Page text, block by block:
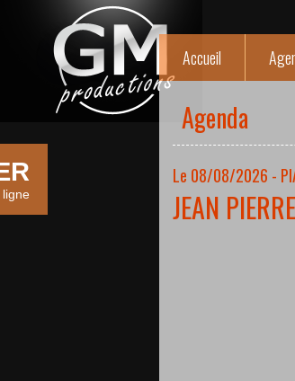
Accueil
Agenda
Le 08/08/2026 -
JEAN